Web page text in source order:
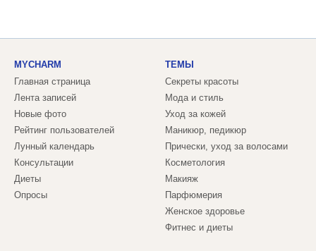
MYCHARM
Главная страница
Лента записей
Новые фото
Рейтинг пользователей
Лунный календарь
Консультации
Диеты
Опросы
ТЕМЫ
Секреты красоты
Мода и стиль
Уход за кожей
Маникюр, педикюр
Прически, уход за волосами
Косметология
Макияж
Парфюмерия
Женское здоровье
Фитнес и диеты